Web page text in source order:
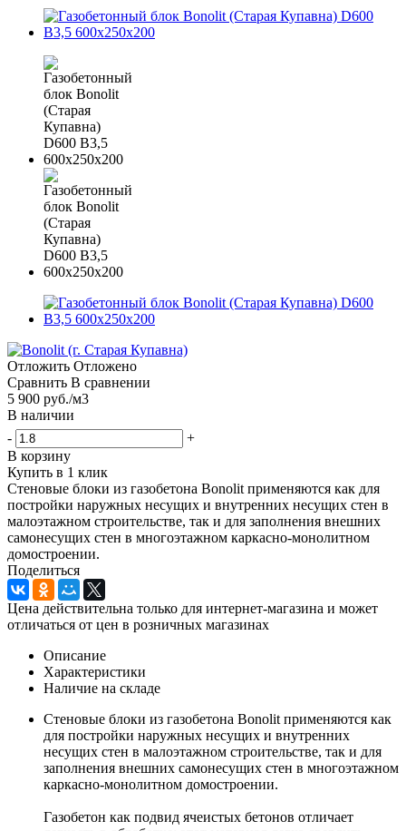
Отложить Отложено
Сравнить В сравнении
5 900 руб./м3
В наличии
-
+
В корзину
Купить в 1 клик
Стеновые блоки из газобетона Bonolit применяются как для
постройки наружных несущих и внутренних несущих стен в
малоэтажном строительстве, так и для заполнения внешних
самонесущих стен в многоэтажном каркасно-монолитном
домостроении.
Поделиться
Цена действительна только для интернет-магазина и может
отличаться от цен в розничных магазинах
Описание
Характеристики
Наличие на складе
Стеновые блоки из газобетона Bonolit применяются как
для постройки наружных несущих и внутренних
несущих стен в малоэтажном строительстве, так и для
заполнения внешних самонесущих стен в многоэтажном
каркасно-монолитном домостроении.
Газобетон как подвид ячеистых бетонов отличает